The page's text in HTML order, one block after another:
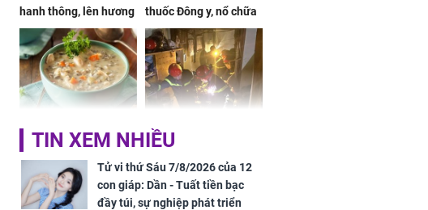
hanh thông, lên hương
hóa Rồng hóa Phượng,
gom hết may mắn về
nhà
thuốc Đông y, nổ chữa
bách bệnh
Giá trị sức khỏe và
cách sử dụng đúng
của loại hạt bình dân
Cháy nhà 2 tầng ở
TPHCM, cha và con
trai 12 tuổi tử vong
thương tâm
TIN XEM NHIỀU
Tử vi thứ Sáu 7/8/2026 của 12
con giáp: Dần - Tuất tiền bạc
đầy túi, sự nghiệp phát triển